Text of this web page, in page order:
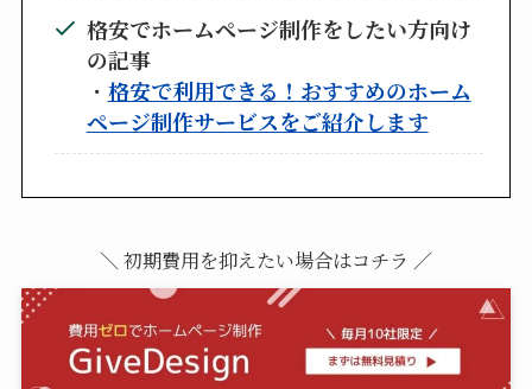
格安でホームページ制作をしたい方向け
の記事
・ 格安で利用できる！おすすめのホーム
ページ制作サービスをご紹介します
＼ 初期費用を抑えたい場合はコチラ ／